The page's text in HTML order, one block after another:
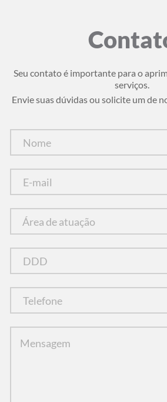
Seu contato é importante para o
serviços.
Envie suas dúvidas ou solicite um de